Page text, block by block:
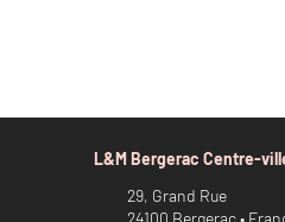
L&M Bergerac Centre-
29, Grand Rue